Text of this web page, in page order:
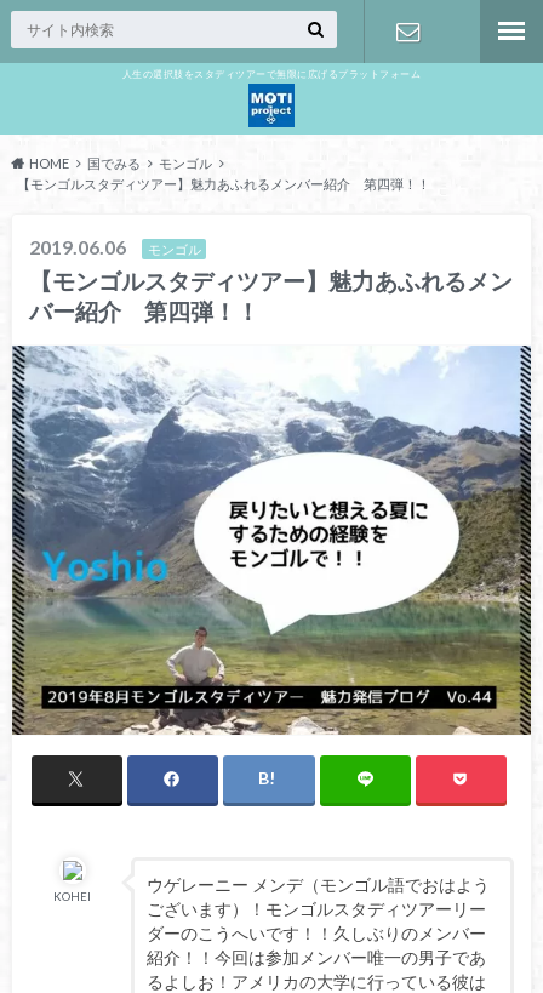
人生の選択肢をスタディツアーで無限に広げるプラットフォーム
HOME 国でみる
モンゴル
【モンゴルスタディツアー】魅力あふれるメンバー紹介 第四弾！！
2019.06.06 モンゴル
【モンゴルスタディツアー】魅力あふれるメン
バー紹介 第四弾！！
KOHEI
ウゲレーニー メンデ（モンゴル語でおはよう
ございます）！モンゴルスタディツアーリー
ダーのこうへいです！！久しぶりのメンバー
紹介！！今回は参加メンバー唯一の男子であ
るよしお！アメリカの大学に行っている彼は